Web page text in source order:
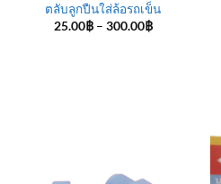
ตลับลูกปืนใส่ล้อรถเข็น
25.00฿ – 300.00฿Price